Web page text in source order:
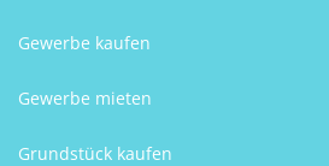
Gewerbe kaufen
Gewerbe mieten
Grundstück kaufen